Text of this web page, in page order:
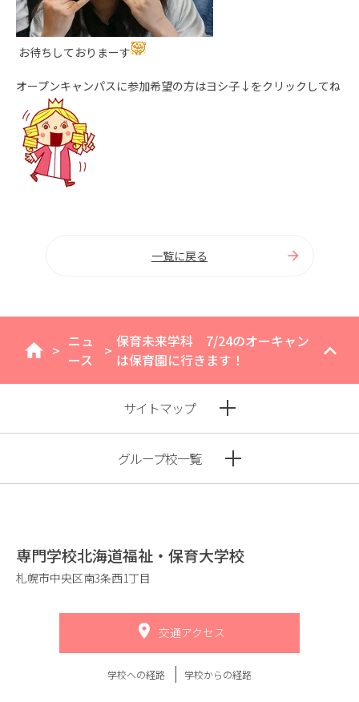
お待ちしておりまーす
オープンキャンパスに参加希望の方はヨシ子↓をクリックしてね
一覧に戻る
home
> ニュ
ース
> 保育未来学科 7/24のオーキャン
は保育園に行きます！
サイトマップ
グループ校一覧
専門学校北海道福祉・保育大学校
札幌市中央区南3条西1丁目
交通アクセス
学校への経路 学校からの経路